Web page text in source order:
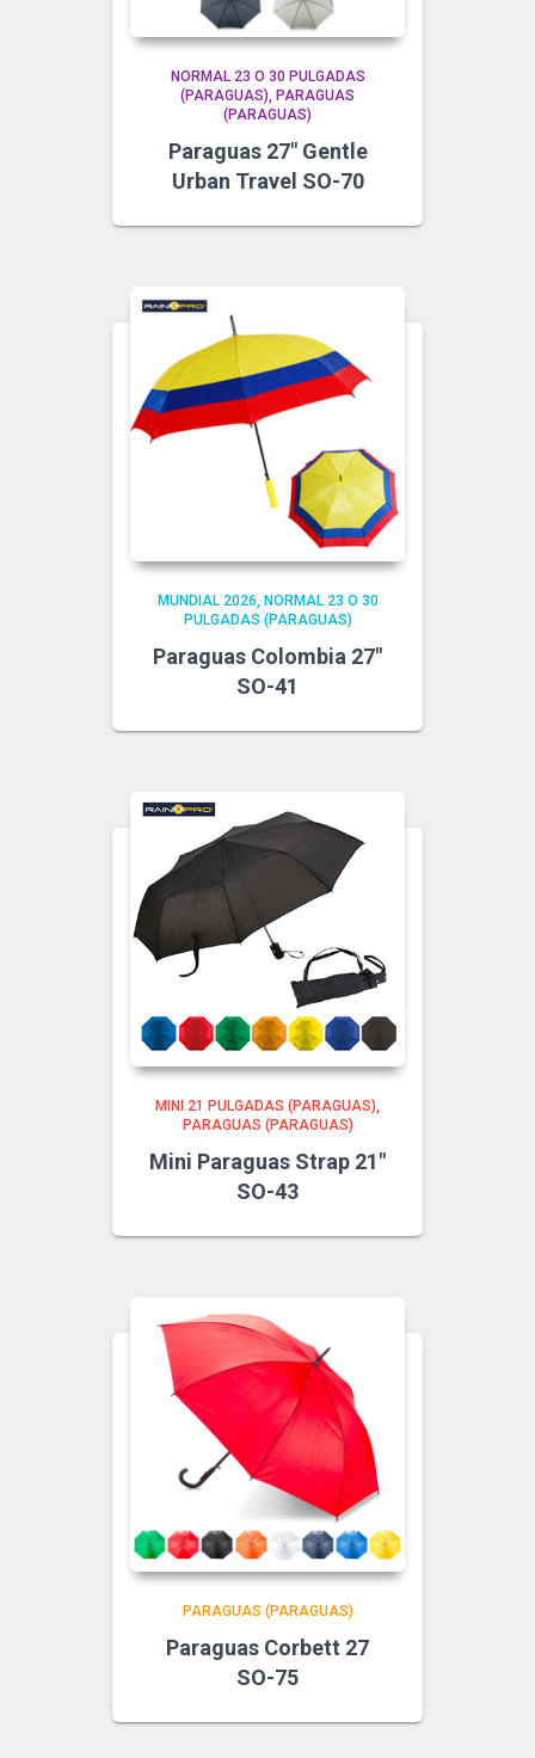
NORMAL 23 O 30 PULGADAS
(PARAGUAS)
PARAGUAS
(PARAGUAS)
Paraguas 27″ Gentle
Urban Travel SO-70
MUNDIAL 2026
NORMAL 23 O 30
PULGADAS (PARAGUAS)
Paraguas Colombia 27″
SO-41
MINI 21 PULGADAS (PARAGUAS)
PARAGUAS (PARAGUAS)
Mini Paraguas Strap 21″
SO-43
PARAGUAS (PARAGUAS)
Paraguas Corbett 27
SO-75